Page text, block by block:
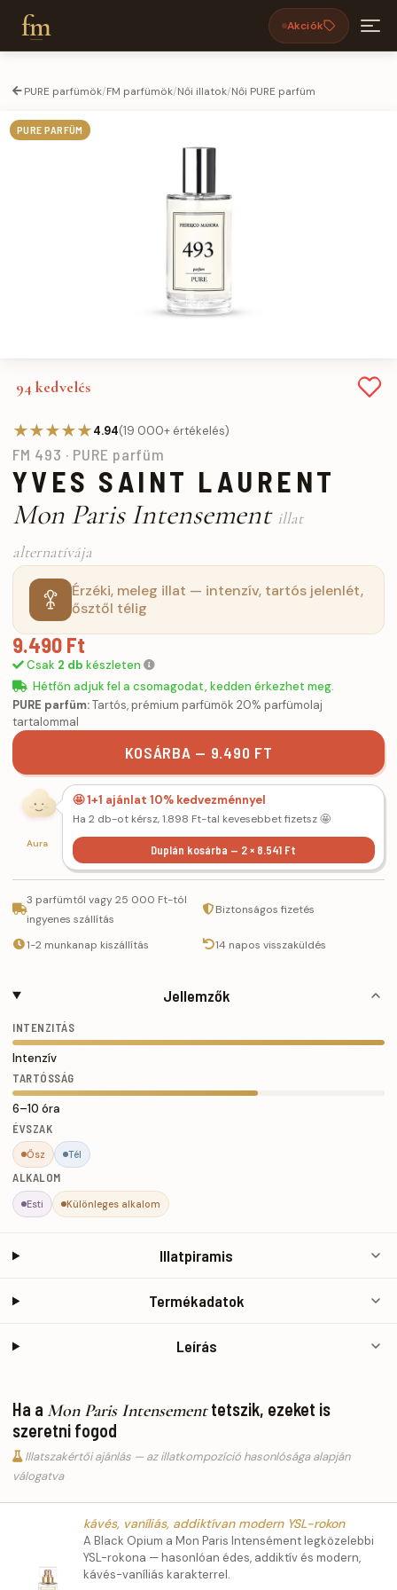
fm Akciók
PURE parfümök/FM parfümök/Női illatok/Női PURE parfüm
PURE PARFÜM
94kedvelés
★★★★★4.94(19 000+ értékelés)
FM 493 · PURE parfüm
YVES SAINT LAURENT
Mon Paris Intensement illat
alternatívája
Érzéki, meleg illat — intenzív, tartós jelenlét,
ősztől télig
9.490 Ft
Csak 2 db készleten
Hétfőn adjuk fel a csomagodat, kedden érkezhet meg.
PURE parfüm:Tartós, prémium parfümök 20% parfümolaj
tartalommal
KOSÁRBA — 9.490 FT
Aura
🤩 1+1 ajánlat 10% kedvezménnyel
Ha 2 db-ot kérsz, 1.898 Ft-tal kevesebbet fizetsz 🤩
Duplán kosárba — 2 × 8.541 Ft
3 parfümtől vagy 25 000 Ft-tól
ingyenes szállítás
Biztonságos fizetés
1-2 munkanap kiszállítás 14 napos visszaküldés
Jellemzők
INTENZITÁS
Intenzív
TARTÓSSÁG
6–10 óra
ÉVSZAK
Ősz Tél
ALKALOM
Esti Különleges alkalom
Illatpiramis
Termékadatok
Leírás
Ha a Mon Paris Intensementtetszik, ezeket is
szeretni fogod
Illatszakértői ajánlás — az illatkompozíció hasonlósága alapján
válogatva
kávés, vaníliás, addiktívan modern YSL-rokon
A Black Opium a Mon Paris Intensément legközelebbi
YSL-rokona — hasonlóan édes, addiktív és modern,
kávés-vaníliás karakterrel.